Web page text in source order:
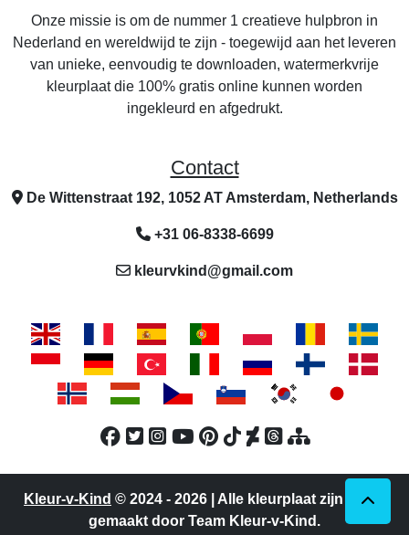
Onze missie is om de nummer 1 creatieve hulpbron in
Nederland en wereldwijd te zijn - toegewijd aan het leveren
van unieke, eenvoudig te downloaden, watermerkvrije
kleurplaat die 100% gratis online kunnen worden
ingekleurd en afgedrukt.
Contact
De Wittenstraat 192, 1052 AT Amsterdam, Netherlands
+31 06-8338-6699
kleurvkind@gmail.com
Kleur-v-Kind © 2024 - 2026 | Alle kleurplaat zijn uniek
gemaakt door Team Kleur-v-Kind.